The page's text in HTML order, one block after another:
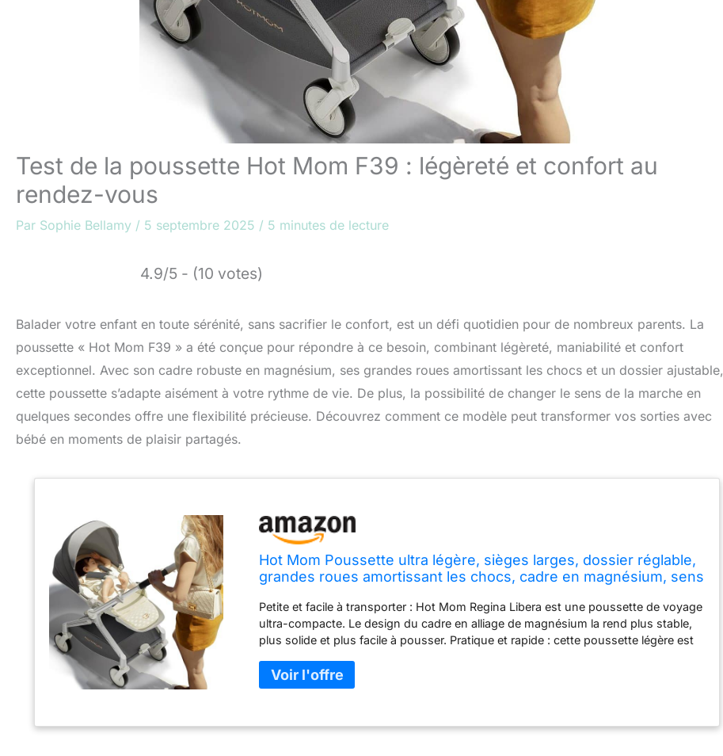
Test de la poussette Hot Mom F39 : légèreté et confort au
rendez-vous
Par Sophie Bellamy / 5 septembre 2025 / 5 minutes de lecture
4.9/5 - (10 votes)
Balader votre enfant en toute sérénité, sans sacrifier le confort, est un défi quotidien pour de nombreux parents. La
poussette « Hot Mom F39 » a été conçue pour répondre à ce besoin, combinant légèreté, maniabilité et confort
exceptionnel. Avec son cadre robuste en magnésium, ses grandes roues amortissant les chocs et un dossier ajustable,
cette poussette s’adapte aisément à votre rythme de vie. De plus, la possibilité de changer le sens de la marche en
quelques secondes offre une flexibilité précieuse. Découvrez comment ce modèle peut transformer vos sorties avec
bébé en moments de plaisir partagés.
Hot Mom Poussette ultra légère, sièges larges, dossier réglable,
grandes roues amortissant les chocs, cadre en magnésium, sens
(gris foncé)
Petite et facile à transporter : Hot Mom Regina Libera est une poussette de voyage
ultra-compacte. Le design du cadre en alliage de magnésium la rend plus stable,
plus solide et plus facile à pousser. Pratique et rapide : cette poussette légère est
déplacements en voyage. Le guidon réglable en hauteur est parfait pour les
voyages et les parents de toutes tailles. Confort idéal et design ergonomique : la
amovible est doux au toucher et offre plus de confort à votre bébé. Véhicule tout-